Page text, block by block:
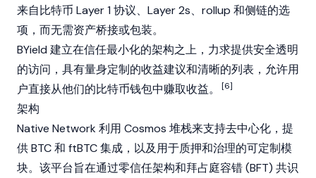
来自比特币 Layer 1 协议、 Layer 2s、rollup 和侧链的选
项，而无需资产桥接或包装。
BYield 建立在信任最小化的架构之上，力求提供安全透明
的访问，具有量身定制的收益建议和清晰的列表，允许用
户直接从他们的比特币钱包中赚取收益。
[6]
架构
Native Network 利用 Cosmos 堆栈来支持去中心化，提
供 BTC 和 ftBTC 集成，以及用于质押和治理的可定制模
块。该平台旨在通过零信任架构和拜占庭容错 (BFT) 共识